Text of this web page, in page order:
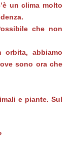
un clima molto
che non
orbita, abbiamo
sono ora che
e piante. Sul